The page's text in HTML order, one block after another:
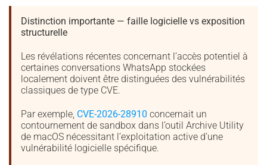
Distinction importante — faille logicielle vs exposition
structurelle
Les révélations récentes concernant l’accès potentiel à
certaines conversations WhatsApp stockées
localement doivent être distinguées des vulnérabilités
classiques de type CVE.
Par exemple, CVE-2026-28910 concernait un
contournement de sandbox dans l’outil Archive Utility
de macOS nécessitant l’exploitation active d’une
vulnérabilité logicielle spécifique.